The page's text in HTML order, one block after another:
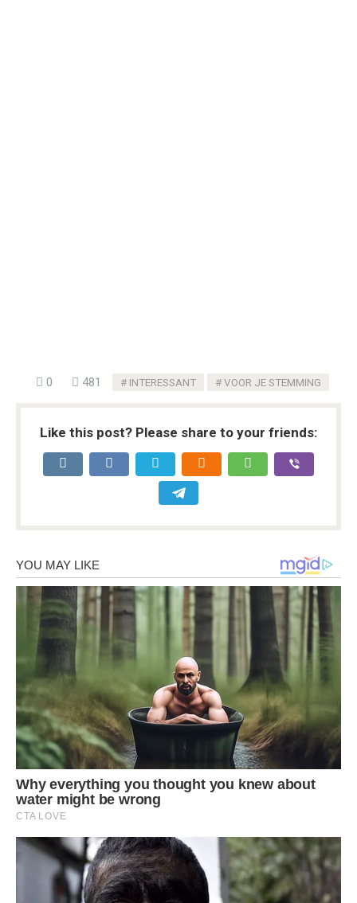
0 481 INTERESSANT VOOR JE STEMMING
Like this post? Please share to your friends: